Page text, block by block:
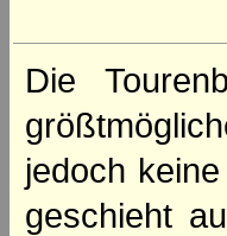
Die
jedoch
geschieht